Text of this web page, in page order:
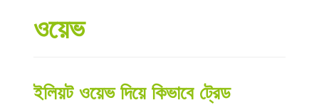
English
Forex School
Forex Brokers
ওয়েভ
ইলিয়ট ওয়েভ দিয়ে কিভাবে ট্রেড